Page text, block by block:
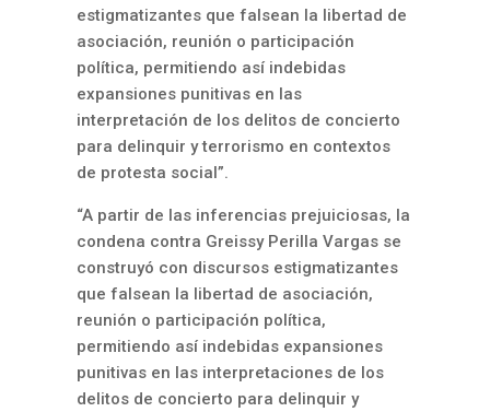
estigmatizantes que falsean la libertad de
asociación, reunión o participación
política, permitiendo así indebidas
expansiones punitivas en las
interpretación de los delitos de concierto
para delinquir y terrorismo en contextos
de protesta social”.
“A partir de las inferencias prejuiciosas, la
condena contra Greissy Perilla Vargas se
construyó con discursos estigmatizantes
que falsean la libertad de asociación,
reunión o participación política,
permitiendo así indebidas expansiones
punitivas en las interpretaciones de los
delitos de concierto para delinquir y